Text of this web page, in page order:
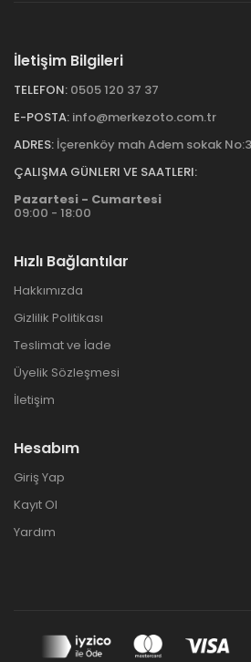
İletişim Bilgileri
TELEFON: 0505 120 37 37
E-POSTA: info@merkezoto.com.tr
ADRES: İçerenköy mah Adem sokak
ÇALIŞMA GÜNLERI VE SAATLERI:
Pazartesi - Cumartesi
09:00 - 18:00
Hızlı Bağlantılar
Hakkımızda
Gizlilik Politikası
Teslimat ve İade
Üyelik Sözleşmesi
İletişim
Hesabım
Giriş Yap
Kayıt Ol
Yardım